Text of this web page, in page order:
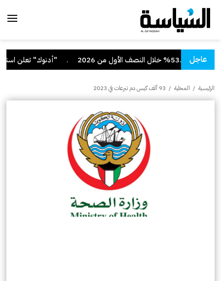
عاجل
من 2026 "أدنوك" تعلن
الرئيسية / المحلية / 93 ألف كيس دم تبرعات في 2023